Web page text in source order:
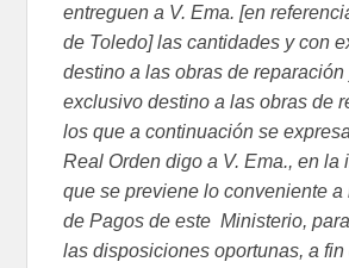
entreguen a V. Ema. [en
de Toledo] las cantidades y con
destino a las obras de reparación
exclusivo destino a las obras de
los que a continuación se
Real Orden digo a V. Ema., en la
que se previene lo conveniente
de Pagos de este Ministerio,
las disposiciones oportunas, a fin